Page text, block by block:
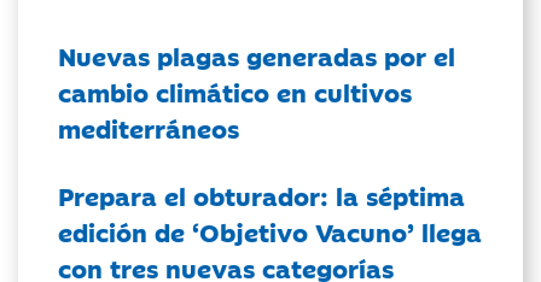
Nuevas plagas generadas por el
cambio climático en cultivos
mediterráneos
Prepara el obturador: la séptima
edición de ‘Objetivo Vacuno’ llega
con tres nuevas categorías